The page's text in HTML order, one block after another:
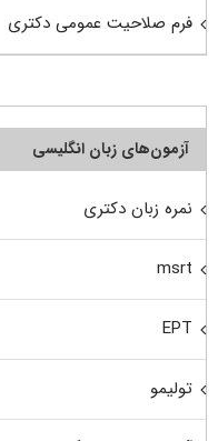
فرم صلاحیت عمومی دکتری
آزمون‌های زبان انگلیسی
نمره زبان دکتری
msrt
EPT
تولیمو